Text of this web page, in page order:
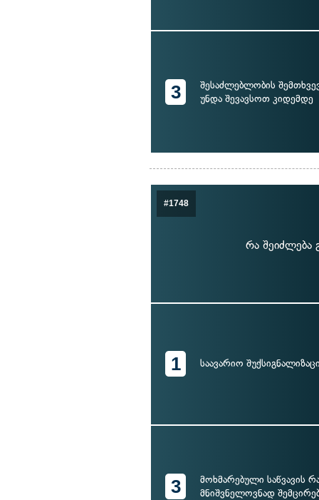
3
შესაძლებლობის
უნდა შევავსოთ კიდემდე
#1748
რა შეიძლება
1 საავარიო
3
მოხმარებული საწვავის
მნიშვნელოვნად